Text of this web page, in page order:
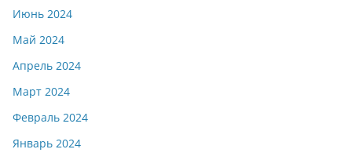
Июнь 2024
Май 2024
Апрель 2024
Март 2024
Февраль 2024
Январь 2024